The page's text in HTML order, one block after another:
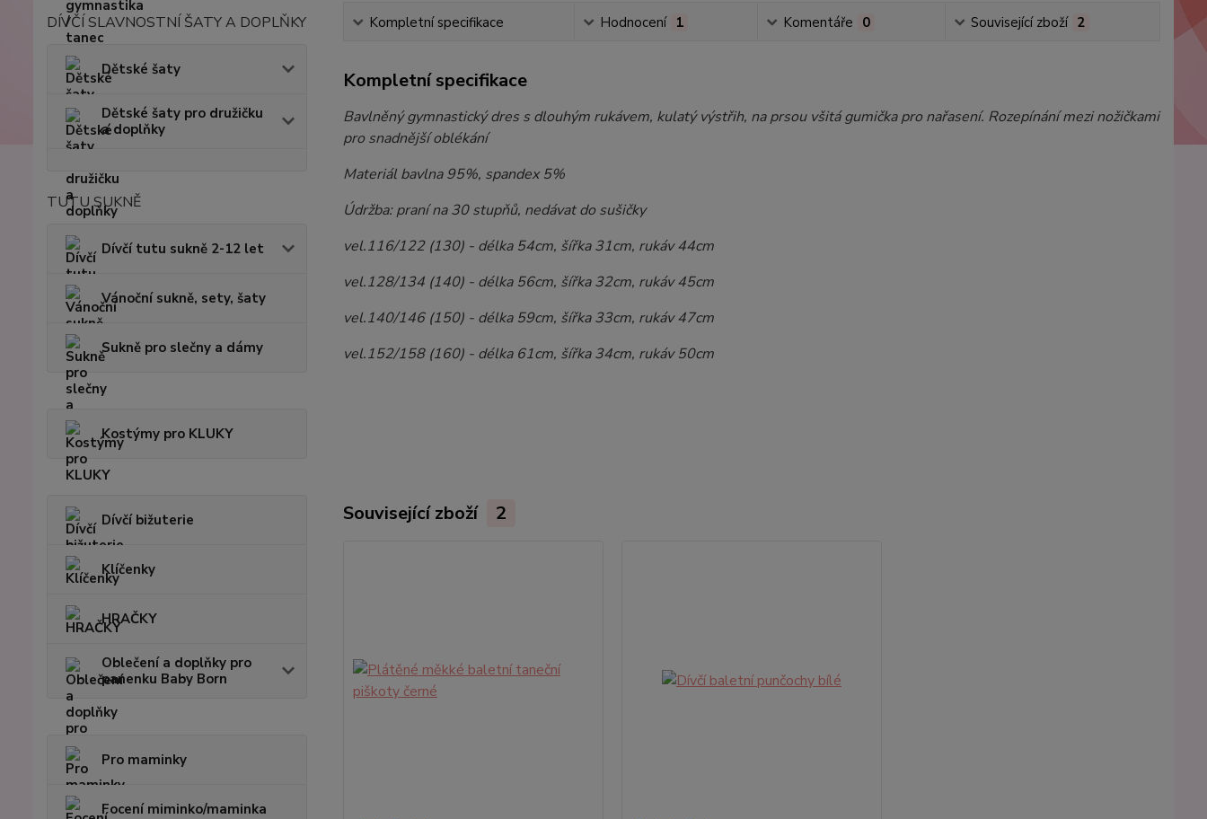
DÍVČÍ SLAVNOSTNÍ ŠATY A DOPLŇKY
Dětské šaty
Dětské šaty pro družičku
a doplňky
TUTU SUKNĚ
Dívčí tutu sukně 2-12 let
Vánoční sukně, sety, šaty
Sukně pro slečny a dámy
Kostýmy pro KLUKY
Dívčí bižuterie
Klíčenky
HRAČKY
Oblečení a doplňky pro
panenku Baby Born
Pro maminky
Focení miminko/maminka
Kompletní specifikace Hodnocení 1 Komentáře 0 Související zboží 2
Kompletní specifikace
Bavlněný gymnastický dres s dlouhým rukávem, kulatý výstřih, na prsou všitá gumička pro nařasení. Rozepínání mezi nožičkami
pro snadnější oblékání
Materiál bavlna 95%, spandex 5%
Údržba: praní na 30 stupňů, nedávat do sušičky
vel.116/122 (130) - délka 54cm, šířka 31cm, rukáv 44cm
vel.128/134 (140) - délka 56cm, šířka 32cm, rukáv 45cm
vel.140/146 (150) - délka 59cm, šířka 33cm, rukáv 47cm
vel.152/158 (160) - délka 61cm, šířka 34cm, rukáv 50cm
Související zboží 2